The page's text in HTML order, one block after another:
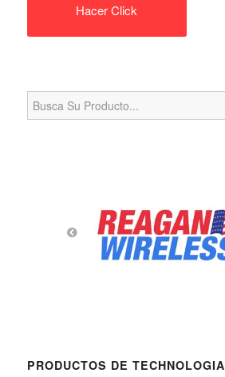
Hacer Click
Search
for:
PRODUCTOS DE TECHNOLOGIA